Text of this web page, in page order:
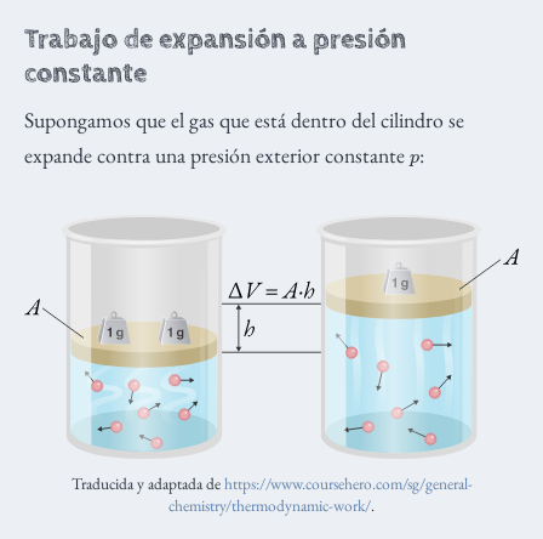
Trabajo de expansión a presión
constante
Supongamos que el gas que está dentro del cilindro se
expande contra una presión exterior constante :
Traducida y adaptada dehttps://www.coursehero.com/sg/general-
chemistry/thermodynamic-work/.